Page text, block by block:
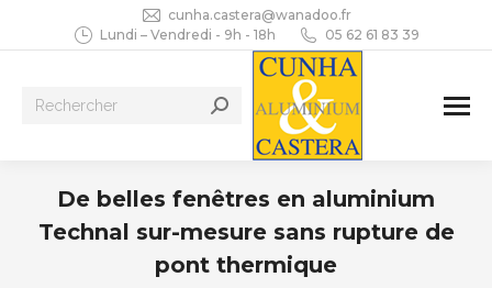
cunha.castera@wanadoo.fr
Lundi – Vendredi - 9h - 18h
05 62 61 83 39
Recherche
De belles fenêtres en aluminium
Technal sur-mesure sans rupture de
pont thermique